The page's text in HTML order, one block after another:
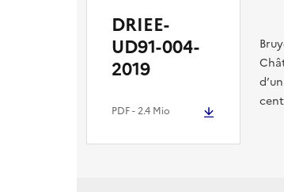
DRIEE-
UD91-004-
2019
PDF- 2.4 Mio